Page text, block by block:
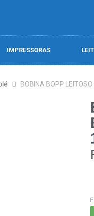
IMPRESSORAS
BOBINA BOPP